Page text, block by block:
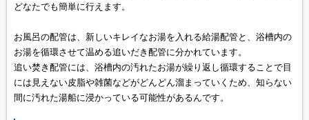
どなたでも簡単に行えます。
お風呂の配管は、新しいキレイなお湯を入れる給湯配管と、浴槽内の
お湯を循環させて温める追いだき配管に分かれています。
追い焚き配管には、浴槽内の汚れたお湯が繰り返し循環することで目
には見えない皮脂や雑菌などがどんどん溜まっていくため、知らない
間に汚れた湯船に浸かっている可能性があるんです。